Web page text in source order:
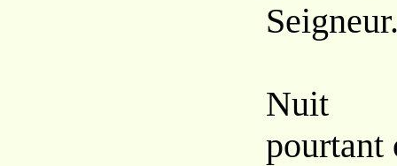
Nuit
pourtant